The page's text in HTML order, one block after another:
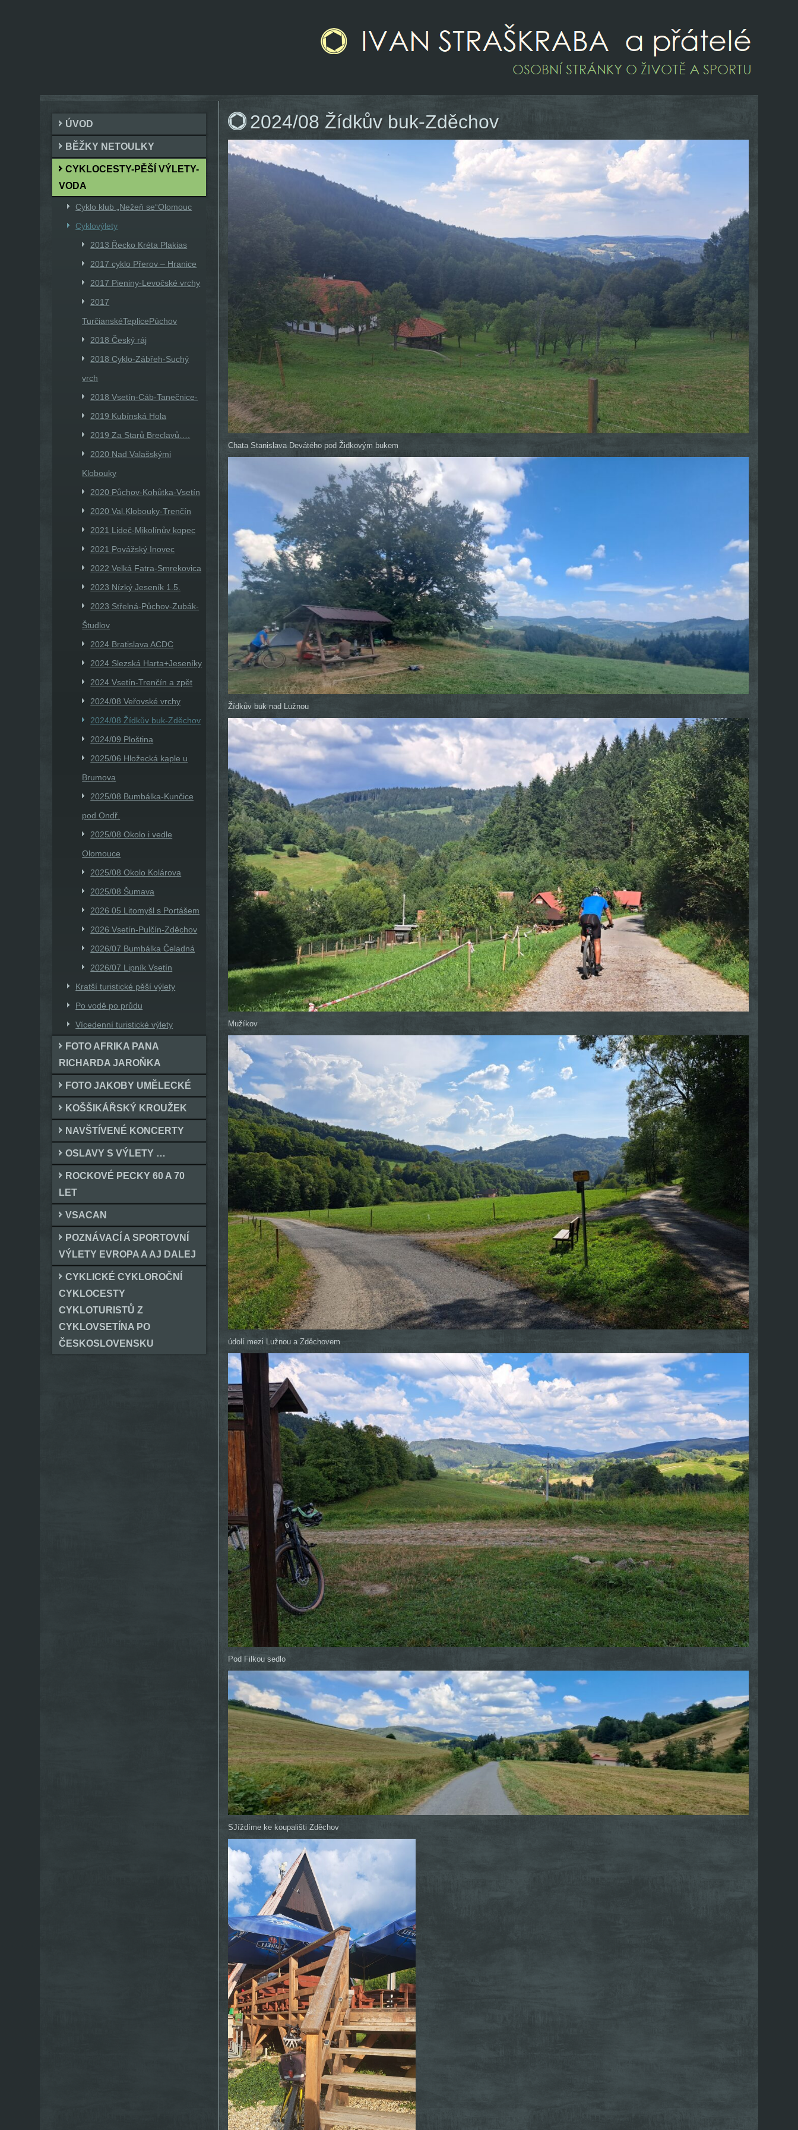
ÚVOD
BĚŽKY NETOULKY
CYKLOCESTY-PĚŠÍ VÝLETY-
VODA
Cyklo klub „Nežeň se“Olomouc
Cyklovýlety
2013 Řecko Kréta Plakias
2017 cyklo Přerov – Hranice
2017 Pieniny-Levočské vrchy
2017
TurčianskéTeplicePúchov
2018 Český ráj
2018 Cyklo-Zábřeh-Suchý
vrch
2018 Vsetín-Cáb-Tanečnice-
2019 Kubínská Hola
2019 Za Starů Breclavů….
2020 Nad Valašskými
Klobouky
2020 Půchov-Kohůtka-Vsetín
2020 Val.Klobouky-Trenčín
2021 Lideč-Mikolínův kopec
2021 Povážský Inovec
2022 Velká Fatra-Smrekovica
2023 Nízký Jeseník 1.5.
2023 Střelná-Půchov-Zubák-
Študlov
2024 Bratislava ACDC
2024 Slezská Harta+Jeseníky
2024 Vsetín-Trenčín a zpět
2024/08 Veřovské vrchy
2024/08 Žídkův buk-Zděchov
2024/09 Ploština
2025/06 Hložecká kaple u
Brumova
2025/08 Bumbálka-Kunčice
pod Ondř.
2025/08 Okolo i vedle
Olomouce
2025/08 Okolo Kolárova
2025/08 Šumava
2026 05 Litomyšl s Portášem
2026 Vsetín-Pulčín-Zděchov
2026/07 Bumbálka Čeladná
2026/07 Lipník Vsetín
Kratší turistické pěší výlety
Po vodě po průdu
Vícedenní turistické výlety
FOTO AFRIKA PANA
RICHARDA JAROŇKA
FOTO JAKOBY UMĚLECKÉ
KOŠŠIKÁŘSKÝ KROUŽEK
NAVŠTÍVENÉ KONCERTY
OSLAVY S VÝLETY …
ROCKOVÉ PECKY 60 A 70
LET
VSACAN
POZNÁVACÍ A SPORTOVNÍ
VÝLETY EVROPA A AJ DALEJ
CYKLICKÉ CYKLOROČNÍ
CYKLOCESTY
CYKLOTURISTŮ Z
CYKLOVSETÍNA PO
ČESKOSLOVENSKU
2024/08 Žídkův buk-Zděchov
Chata Stanislava Devátého pod Židkovým bukem
Žídkův buk nad Lužnou
Mužíkov
údolí mezi Lužnou a Zděchovem
Pod Filkou sedlo
SJíždíme ke koupališti Zděchov